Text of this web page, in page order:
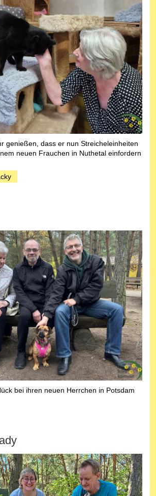
genießen, dass er nun Streicheleinheiten
neuen Frauchen in Nuthetal einfordern
bei ihren neuen Herrchen in Potsdam